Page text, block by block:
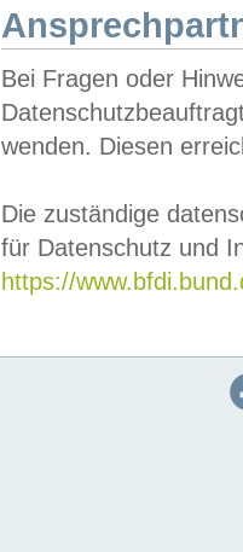
Bei Fragen oder
wenden. Diesen
Die zuständige
für Datenschutz und
https://